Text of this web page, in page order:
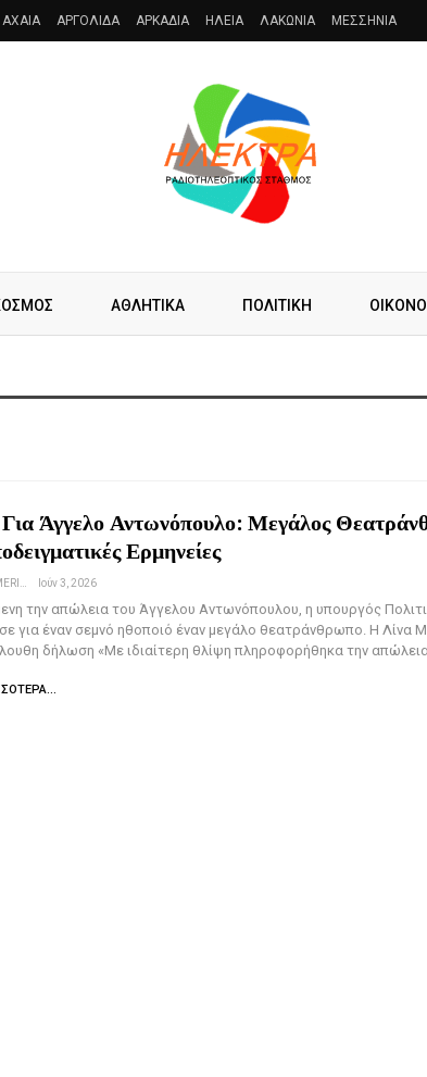
AXAIA ΑΡΓΟΛΙΔΑ ΑΡΚΑΔΙΑ ΗΛΕΙΑ ΛΑΚΩΝΙΑ ΜΕΣΣΗΝΙΑ
ΑΘΛΗΤΙΚΑ ΠΟΛΙΤΙΚΗ
Άγγελο Αντωνόπουλο: Μεγάλος
Ερμηνείες
Ιούν 3, 2026
την απώλεια του Άγγελου Αντωνόπουλου, η υπουργός
για έναν σεμνό ηθοποιό έναν μεγάλο θεατράνθρωπο. Η Λίνα
δήλωση «Με ιδιαίτερη θλίψη πληροφορήθηκα την